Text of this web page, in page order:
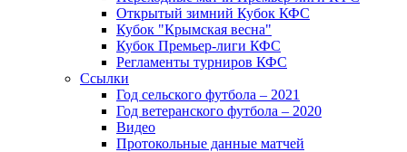
Открытый зимний Кубок КФС
Кубок "Крымская весна"
Кубок Премьер-лиги КФС
Регламенты турниров КФС
Ссылки
Год сельского футбола – 2021
Год ветеранского футбола – 2020
Видео
Протокольные данные матчей